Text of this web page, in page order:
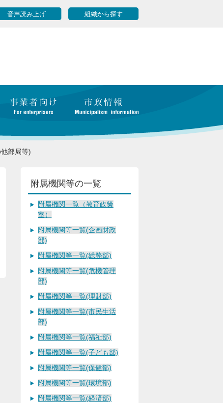
音声読み上げ 組織から探す
部局等)
附属機関等の一覧
附属機関一覧（教育政策
室）
附属機関等一覧(企画財政
部)
附属機関等一覧(総務部)
附属機関等一覧(危機管理
部)
附属機関等一覧(理財部)
附属機関等一覧(市民生活
部)
附属機関等一覧(福祉部)
附属機関等一覧(子ども部)
附属機関等一覧(保健部)
附属機関等一覧(環境部)
附属機関等一覧(経済部)